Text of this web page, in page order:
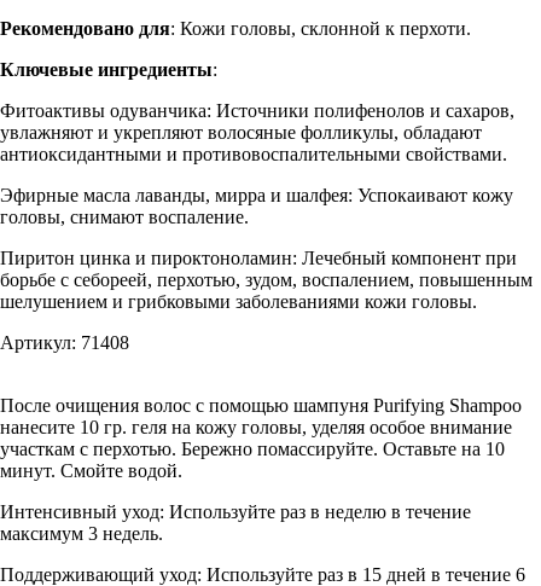
Рекомендовано для: Кожи головы, склонной к перхоти.
Ключевые ингредиенты:
Фитоактивы одуванчика: Источники полифенолов и сахаров,
увлажняют и укрепляют волосяные фолликулы, обладают
антиоксидантными и противовоспалительными свойствами.
Эфирные масла лаванды, мирра и шалфея: Успокаивают кожу
головы, снимают воспаление.
Пиритон цинка и пироктоноламин: Лечебный компонент при
борьбе с себореей, перхотью, зудом, воспалением, повышенным
шелушением и грибковыми заболеваниями кожи головы.
Артикул: 71408
После очищения волос с помощью шампуня Purifying Shampoo
нанесите 10 гр. геля на кожу головы, уделяя особое внимание
участкам с перхотью. Бережно помассируйте. Оставьте на 10
минут. Смойте водой.
Интенсивный уход: Используйте раз в неделю в течение
максимум 3 недель.
Поддерживающий уход: Используйте раз в 15 дней в течение 6